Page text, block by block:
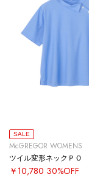
SALE
McGREGOR WOMENS
ツイル変形ネックＰＯ
￥10,780 30%OFF